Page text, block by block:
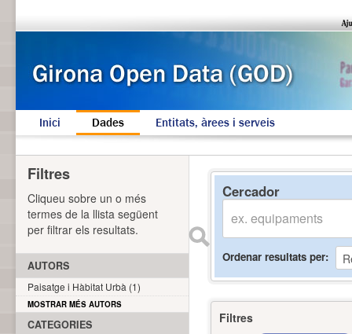
Inici Dades Entitats, àrees i serveis
Cercador
Ordenar resultats per
Filtres
Filtres
Cliqueu sobre un o més
termes de la llista següent
per filtrar els resultats.
AUTORS
Paisatge i Hàbitat Urbà (1)
MOSTRAR MÉS AUTORS
CATEGORIES